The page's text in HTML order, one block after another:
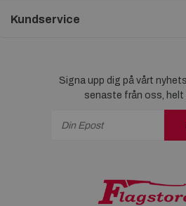
Kundservice
Signa upp dig på vårt
senaste från oss,